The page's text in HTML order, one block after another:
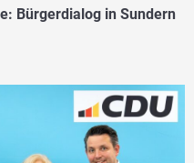
Bürgerdialog in Sundern